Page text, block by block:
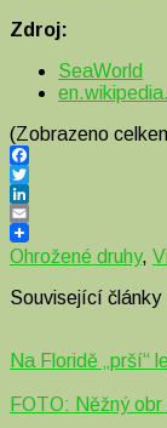
Zdroj:
SeaWorld
(Zobrazeno
Facebook
Twitter
LinkedIn
Email
Ohrožené druhy,
Související články
Na Floridě „prší“
FOTO: Něžný